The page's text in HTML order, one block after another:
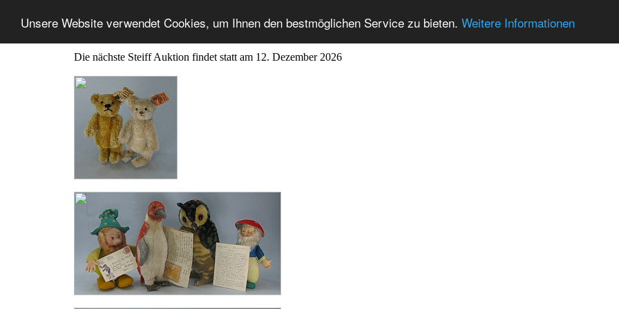
Unsere Website verwendet Cookies, um Ihnen den bestmöglichen Service zu bieten. Weitere Informationen
Die nächste Steiff Auktion findet statt am 12. Dezember 2026